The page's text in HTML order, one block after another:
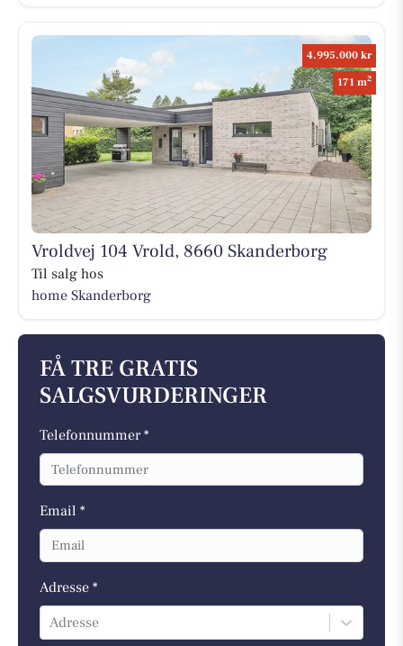
4.995.000 kr
171 m2
Vroldvej 104 Vrold, 8660 Skanderborg
Til salg hos
home Skanderborg
FÅ TRE GRATIS
SALGSVURDERINGER
Telefonnummer *
Email *
Adresse *
Adresse